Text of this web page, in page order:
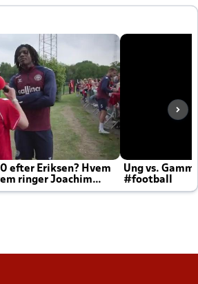
efter Eriksen? Hvem
ringer Joachim
Ung vs.
#football